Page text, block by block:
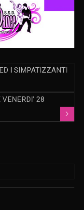
I SIMPATIZZANTI
28